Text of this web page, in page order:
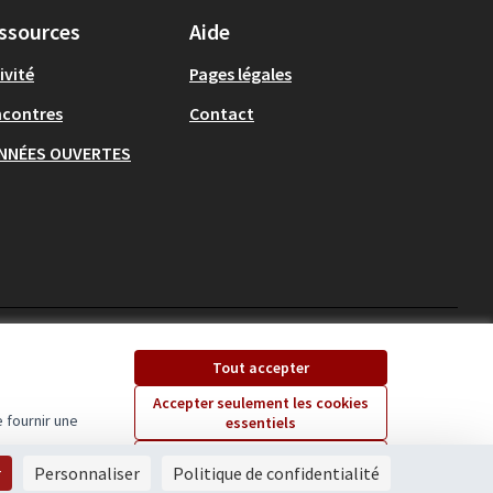
fournir une
Tout accepter
Accepter seulement les cookies
essentiels
OUVERTES
Aide
Pages légales
Contact
(Lien externe)(Lien externe)
Licence Creative
(Lien externe)
Personnaliser Politique de confidentialité